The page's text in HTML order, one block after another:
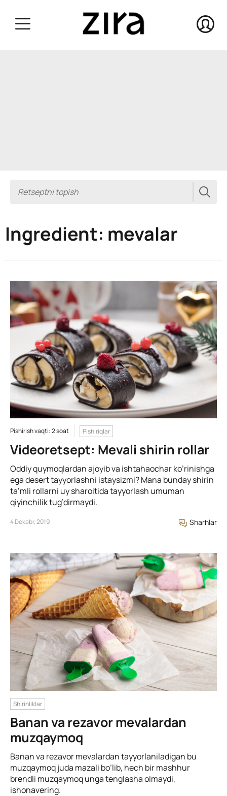
Ingredient: mevalar
Pishirish vaqti: 2 soat Pishiriqlar
Videoretsept: Mevali shirin rollar
Oddiy quymoqlardan ajoyib va ishtahaochar ko’rinishga
ega desert tayyorlashni istaysizmi? Mana bunday shirin
ta’mli rollarni uy sharoitida tayyorlash umuman
qiyinchilik tug’dirmaydi.
4 Dekabr, 2019 Sharhlar
Shirinliklar
Banan va rezavor mevalardan
muzqaymoq
Banan va rezavor mevalardan tayyorlaniladigan bu
muzqaymoq juda mazali bo’lib, hech bir mashhur
brendli muzqaymoq unga tenglasha olmaydi,
ishonavering.